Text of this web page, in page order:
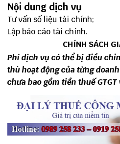
Nội dung dịch vụ
Tư vấn số liệu tài chính;
Lập báo cáo tài chính.
CHÍNH SÁCH
Phí dịch vụ có thể bị điều
thù hoạt động của từng
chưa bao gồm tiền thuế